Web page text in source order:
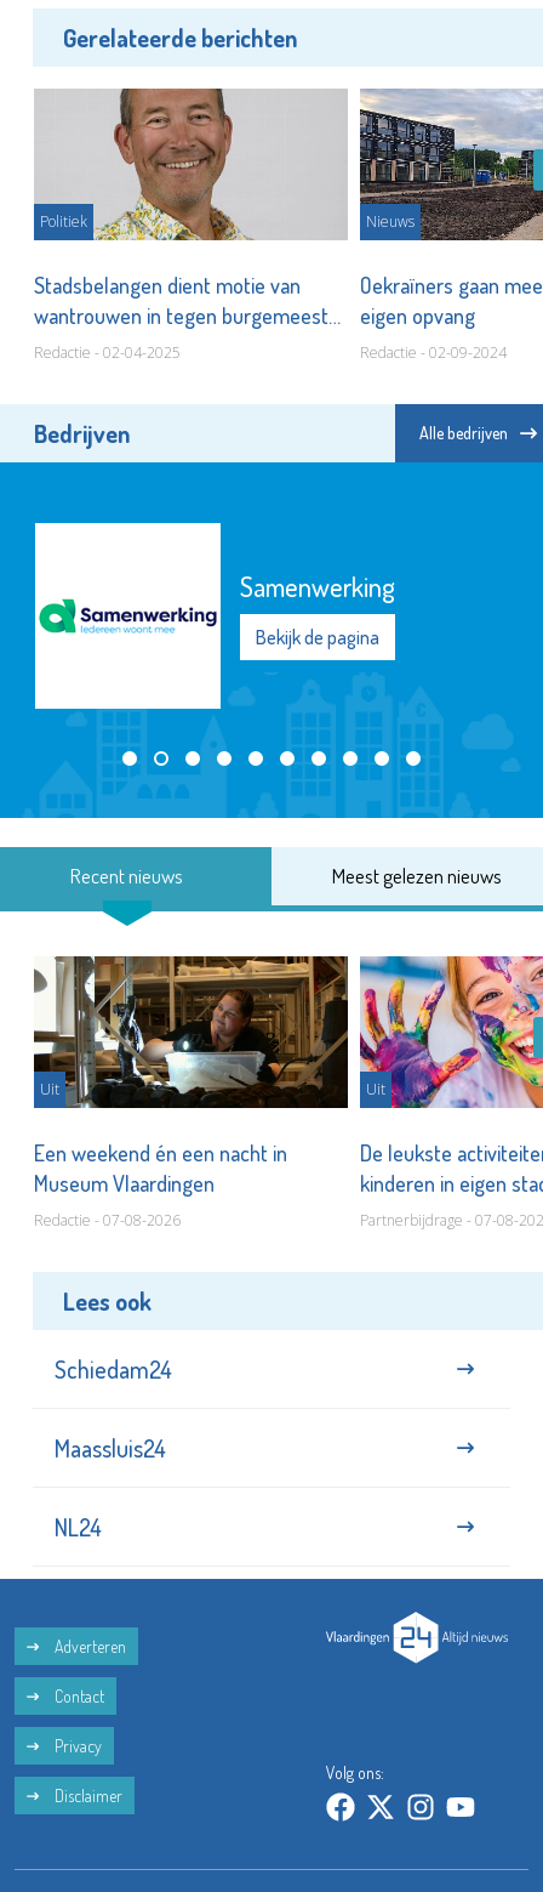
Gerelateerde berichten
Politiek
Stadsbelangen dient motie van
wantrouwen in tegen burgemeester
Wijbenga
Redactie - 02-04-2025
Nieuws
Oekraïners gaan
eigen opvang
Redactie - 02-09-2024
Bedrijven Alle bedrijven
Samenwerking
Bekijk de pagina
Recent nieuws Meest gelezen nieuws
Uit
Een weekend én een nacht in
Museum Vlaardingen
Redactie - 07-08-2026
Uit
De leukste
kinderen in eigen
Partnerbijdrage - 07-08-
Lees ook
Schiedam24
Maassluis24
NL24
Adverteren
Contact
Privacy
Disclaimer
Volg ons: